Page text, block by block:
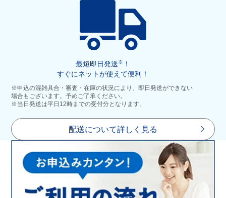
最短即日発送※
！
すぐにネットが使えて便利！
※申込の混雑具合・審査・在庫の状況により、即日発送ができない
場合もございます。予めご了承ください。
※当日発送は平日12時までの受付分となります。
配送について詳しく見る